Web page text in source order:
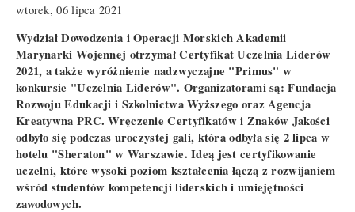
wtorek, 06 lipca 2021
Wydział Dowodzenia i Operacji Morskich Akademii
Marynarki Wojennej otrzymał Certyfikat Uczelnia Liderów
2021, a także wyróżnienie nadzwyczajne "Primus" w
konkursie "Uczelnia Liderów". Organizatorami są: Fundacja
Rozwoju Edukacji i Szkolnictwa Wyższego oraz Agencja
Kreatywna PRC. Wręczenie Certyfikatów i Znaków Jakości
odbyło się podczas uroczystej gali, która odbyła się 2 lipca w
hotelu "Sheraton" w Warszawie. Ideą jest certyfikowanie
uczelni, które wysoki poziom kształcenia łączą z rozwijaniem
wśród studentów kompetencji liderskich i umiejętności
zawodowych.